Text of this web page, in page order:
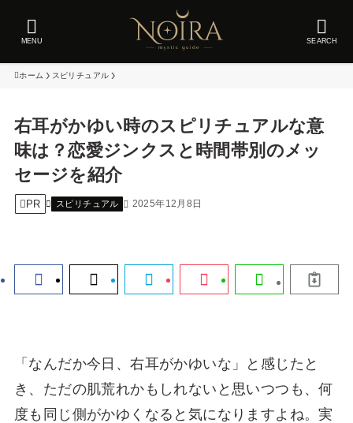
SEARCH
MENU
ホーム スピリチュアル
右耳がかゆい時のスピリチュアルな意
味は？恋愛ジンクスと時間帯別のメッ
セージを紹介
PR スピリチュアル 2025年12月8日
「なんだか今日、右耳がかゆいな」と感じたと
き、ただの肌荒れかもしれないと思いつつも、何
度も同じ側がかゆくなると気になりますよね。実